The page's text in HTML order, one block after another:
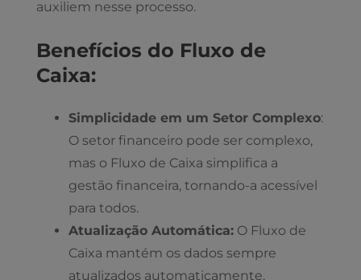
auxiliem nesse processo.
Benefícios do Fluxo de
Caixa:
Simplicidade em um Setor Complexo:
O setor financeiro pode ser complexo,
mas o Fluxo de Caixa simplifica a
gestão financeira, tornando-a acessível
para todos.
Atualização Automática: O Fluxo de
Caixa mantém os dados sempre
atualizados automaticamente.